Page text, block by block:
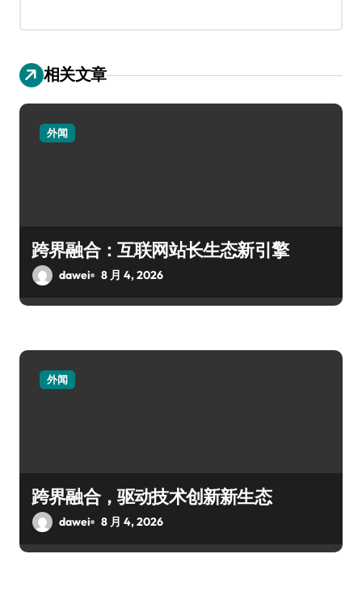
相关文章
外闻
跨界融合：互联网站长生态新引擎
dawei 8 月 4, 2026
外闻
跨界融合，驱动技术创新新生态
dawei 8 月 4, 2026